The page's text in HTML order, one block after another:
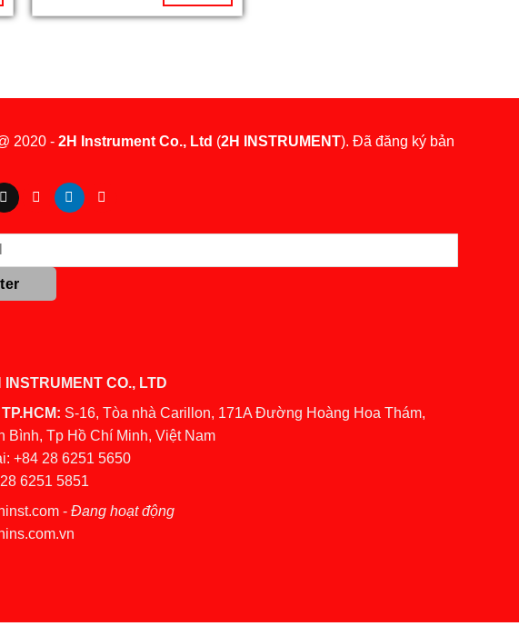
2020 - 2H Instrument Co., Ltd (2H INSTRUMENT). Đã đăng ký bản
INSTRUMENT CO., LTD
S-16, Tòa nhà Carillon, 171A Đường Hoàng Hoa Thám,
Bình, Tp Hồ Chí Minh, Việt Nam
+84 28 6251 5650
6251 5851
- Đang hoạt động